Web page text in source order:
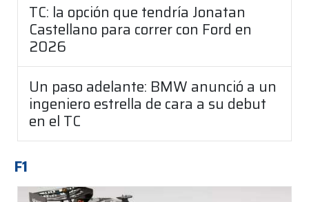
TC: la opción que tendría Jonatan
Castellano para correr con Ford en
2026
Un paso adelante: BMW anunció a un
ingeniero estrella de cara a su debut
en el TC
F1